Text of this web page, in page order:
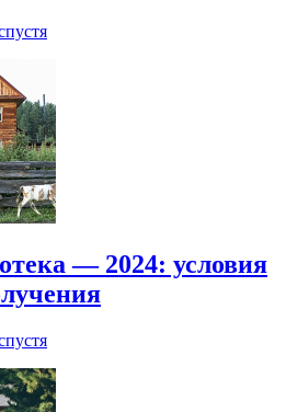
— 2024: условия